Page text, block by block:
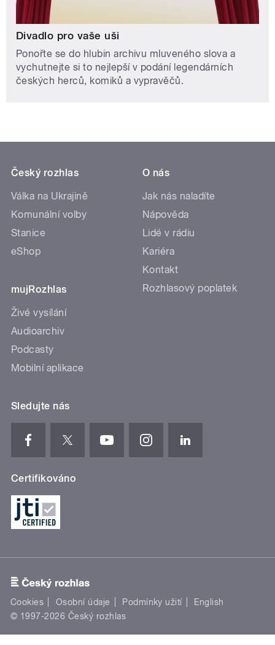
Divadlo pro vaše uši
Ponořte se do hlubin archivu mluveného slova a
vychutnejte si to nejlepší v podání legendárních
českých herců, komiků a vypravěčů.
Český rozhlas
Válka na Ukrajině
Komunální volby
Stanice
eShop
mujRozhlas
Živé vysílání
Audioarchiv
Podcasty
Mobilní aplikace
O nás
Jak nás naladíte
Nápověda
Lidé v rádiu
Kariéra
Kontakt
Rozhlasový poplatek
Sledujte nás
Certifikováno
Cookies Osobní údaje Podmínky užití
English
© 1997-2026 Český rozhlas